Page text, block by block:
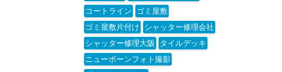
コートライン
ゴミ屋敷
ゴミ屋敷片付け
シャッター修理会社
シャッター修理大阪
タイルデッキ
ニューボーンフォト撮影